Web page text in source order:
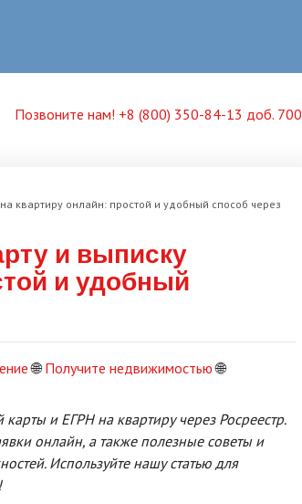
Позвоните нам! +8 (800) 350-84-13 доб. 700
квартиру онлайн: простой и удобный способ через
и выписку
и удобный
🌐Получите недвижимостью🌐
и ЕГРН на квартиру через Росреестр.
онлайн, а также полезные советы и
Используйте нашу статью для